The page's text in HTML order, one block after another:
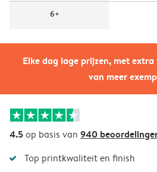
Elke dag lage prijzen, met
van meer
6+
4.5op basis van 940
Top printkwaliteit en finish